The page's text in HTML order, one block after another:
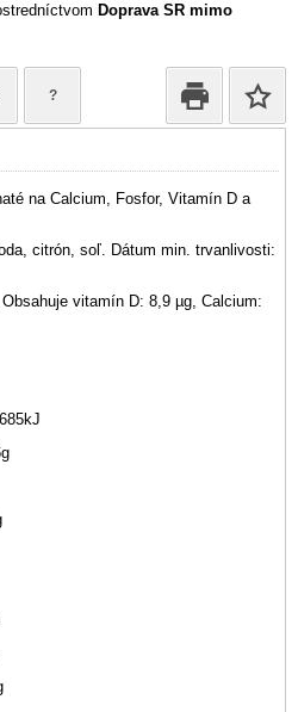
Doprava SR mimo
?
na Calcium, Fosfor, Vitamín D a
citrón, soľ. Dátum min. trvanlivosti:
vitamín D: 8,9 µg, Calcium: